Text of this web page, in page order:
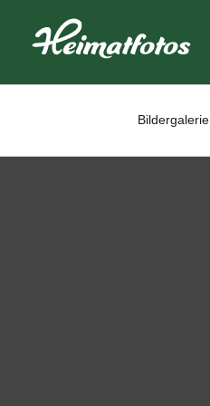
Bildergalerie